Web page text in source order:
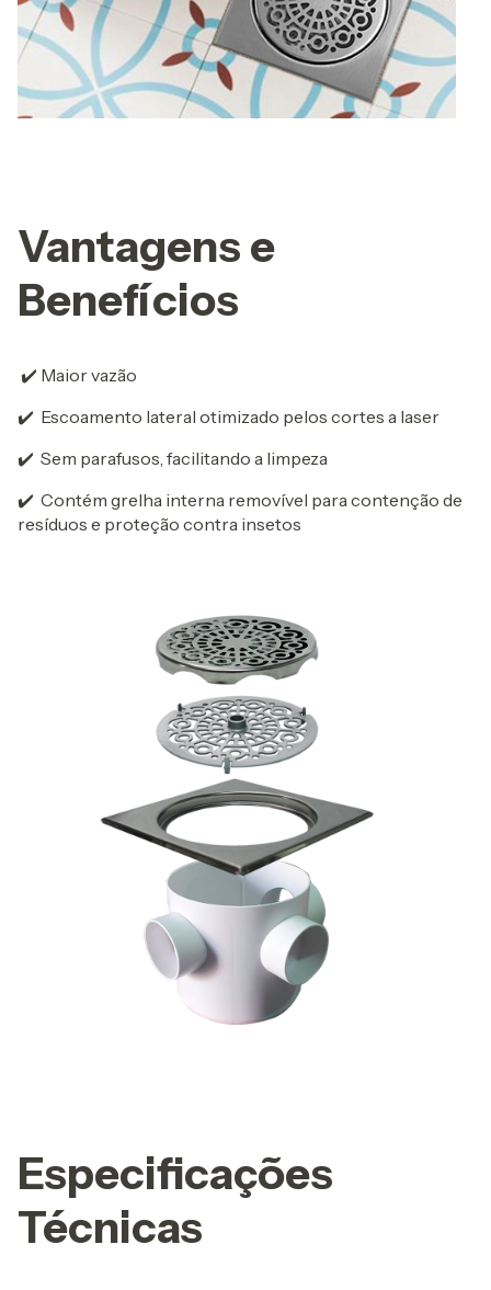
Vantagens e
Benefícios
✔️ Maior vazão
✔️ Escoamento lateral otimizado pelos cortes a laser
✔️ Sem parafusos, facilitando a limpeza
✔️ Contém grelha interna removível para contenção de
resíduos e proteção contra insetos
Especificações
Técnicas